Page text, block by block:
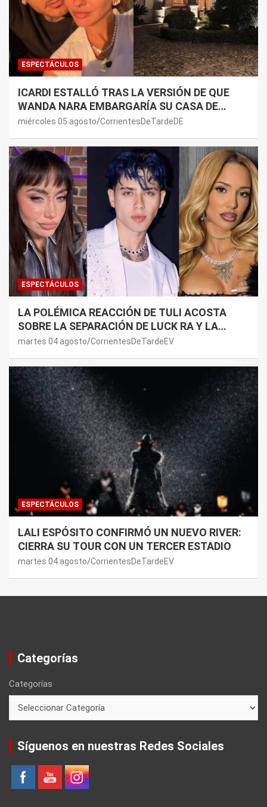
ESPECTÁCULOS
ICARDI ESTALLÓ TRAS LA VERSIÓN DE QUE
WANDA NARA EMBARGARÍA SU CASA DE
NORDELTA: “NECESITAN RASCAR DE ALGÚN
miércoles 05 agosto CorrientesDeTardeDE
ESPECTÁCULOS
LA POLÉMICA REACCIÓN DE TULI ACOSTA
SOBRE LA SEPARACIÓN DE LUCK RA Y LA
JOAQUI: “¿MI VERDAD?”
martes 04 agosto CorrientesDeTardeEV
ESPECTÁCULOS
LALI ESPÓSITO CONFIRMÓ UN NUEVO RIVER:
CIERRA SU TOUR CON UN TERCER ESTADIO
martes 04 agosto CorrientesDeTardeEV
Categorías
Categorías
Síguenos en nuestras Redes Sociales